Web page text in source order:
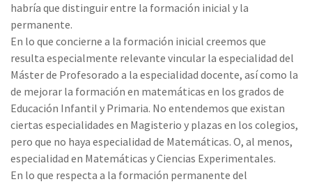
habría que distinguir entre la formación inicial y la
permanente.
En lo que concierne a la formación inicial creemos que
resulta especialmente relevante vincular la especialidad del
Máster de Profesorado a la especialidad docente, así como la
de mejorar la formación en matemáticas en los grados de
Educación Infantil y Primaria. No entendemos que existan
ciertas especialidades en Magisterio y plazas en los colegios,
pero que no haya especialidad de Matemáticas. O, al menos,
especialidad en Matemáticas y Ciencias Experimentales.
En lo que respecta a la formación permanente del